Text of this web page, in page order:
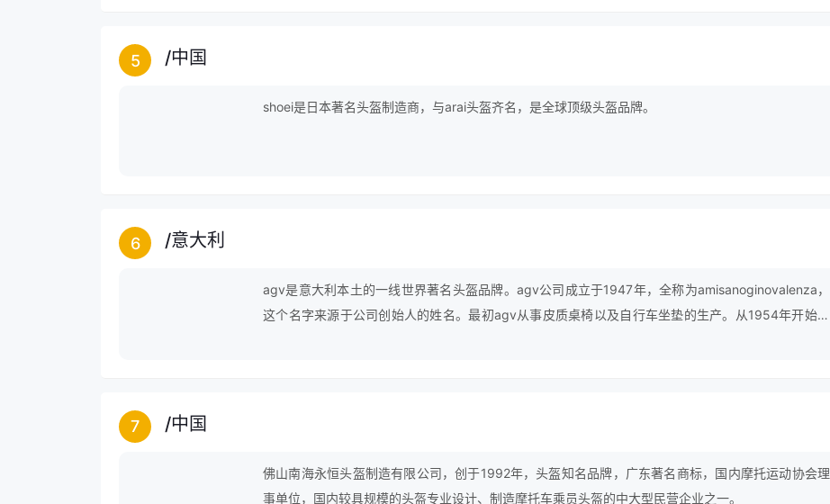
5 /中国
shoei是日本著名头盔制造商，与arai头盔齐名，是全球顶级头盔品牌。
6 /意大利
agv是意大利本土的一线世界著名头盔品牌。agv公司成立于1947年，全称为amisanoginovalenza，
这个名字来源于公司创始人的姓名。最初agv从事皮质桌椅以及自行车坐垫的生产。从1954年开始，
7 /中国
佛山南海永恒头盔制造有限公司，创于1992年，头盔知名品牌，广东著名商标，国内摩托运动协会理
事单位，国内较具规模的头盔专业设计、制造摩托车乘员头盔的中大型民营企业之一。